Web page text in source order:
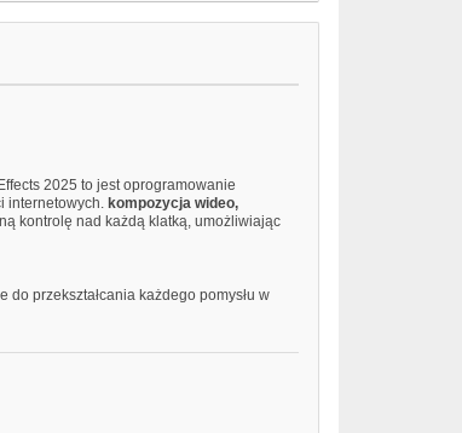
2025 to jest oprogramowanie
internetowych. kompozycja wideo,
kontrolę nad każdą klatką, umożliwiając
przekształcania każdego pomysłu w